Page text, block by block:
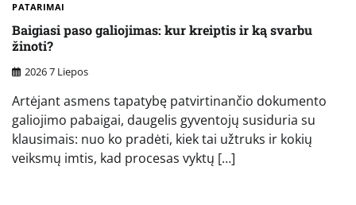
PATARIMAI
Baigiasi paso galiojimas: kur kreiptis ir ką svarbu
žinoti?
2026 7 Liepos
Artėjant asmens tapatybę patvirtinančio dokumento
galiojimo pabaigai, daugelis gyventojų susiduria su
klausimais: nuo ko pradėti, kiek tai užtruks ir kokių
veiksmų imtis, kad procesas vyktų […]